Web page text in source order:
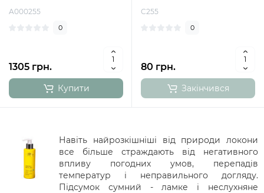
A000255
0
1305 грн.
Купити
C255
0
80 грн.
Закінчився
Навіть найрозкішніші від природи локони
все більше страждають від негативного
впливу погодних умов, перепадів
температур і неправильного догляду.
Підсумок сумний - ламке і неслухняне